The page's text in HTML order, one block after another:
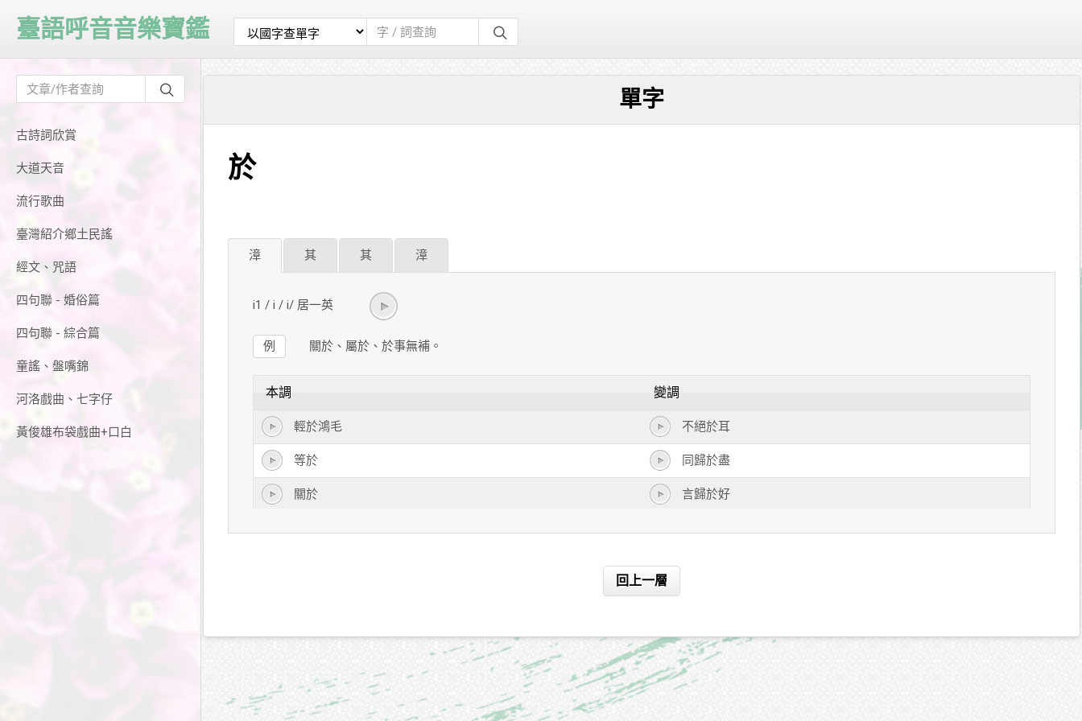
古詩詞欣賞
大道天音
流行歌曲
臺灣紹介鄉土民謠
經文、咒語
四句聯 - 婚俗篇
四句聯 - 綜合篇
童謠、盤嘴錦
河洛戲曲、七字仔
黃俊雄布袋戲曲+口白
臺語呼音音樂寶鑑
單字
於
漳 其 其 漳
i1 / i / i/ 居一英
關於、屬於、於事無補。
例
本調 變調
輕於鴻毛 不絕於耳
等於 同歸於盡
關於 言歸於好
無動於衷
回上一層